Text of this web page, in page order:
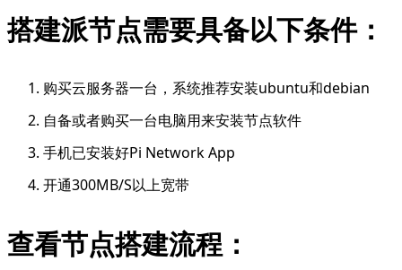
搭建派节点需要具备以下条件：
购买云服务器一台，系统推荐安装ubuntu和debian
自备或者购买一台电脑用来安装节点软件
手机已安装好Pi Network App
开通300MB/S以上宽带
查看节点搭建流程：